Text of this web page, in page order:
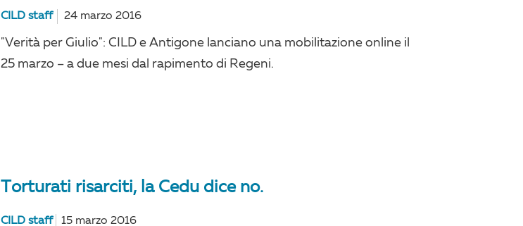
CILD staff 24 marzo 2016
"Verità per Giulio": CILD e Antigone lanciano una mobilitazione online il
25 marzo – a due mesi dal rapimento di Regeni.
Torturati risarciti, la Cedu dice no.
CILD staff 15 marzo 2016